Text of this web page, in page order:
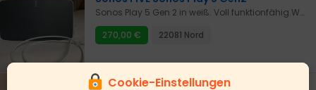
Cookie-Einstellungen
Sonos Play 5 Gen 2 in weiß. Voll funktionfähig.Wir trennen uns nur davon, weil wir umgezogen sind und der Stil im neuen Zuhause einfach nicht mehr so richtig zum Sonos-System passt.Wir verkaufen auch noch weitere Teile aus unserem Sonos-Setup – einfach mal in unsere anderen Anzeigen schauen!Bei Interesse am ganzen Set gerne nach einem Verhandlungspreis (VB) fragen.
270,00 €
22081 Nord